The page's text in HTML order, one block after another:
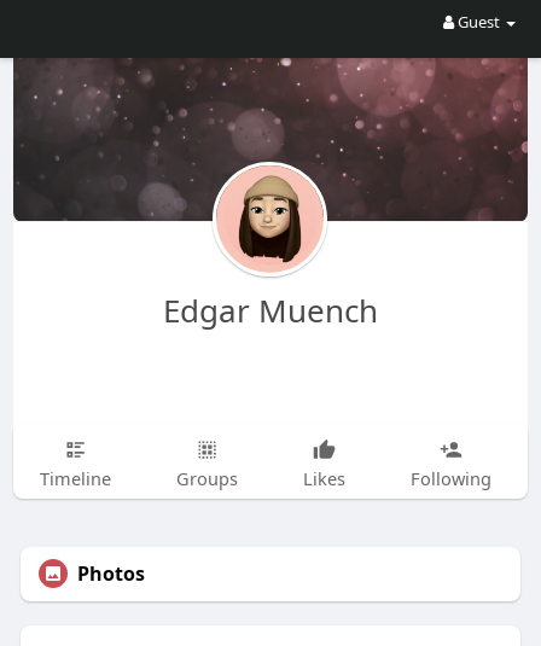
Guest
Edgar Muench
Timeline Groups Likes Following
Photos